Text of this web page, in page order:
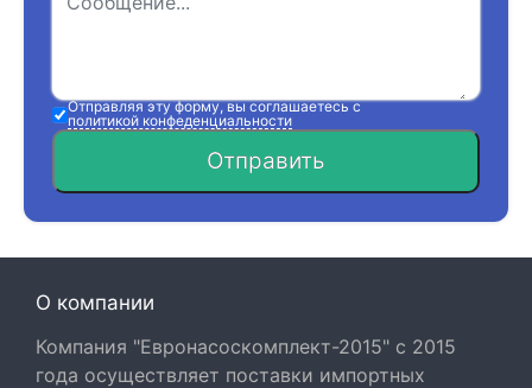
Отправляя эту форму, вы соглашаетесь с
политикой конфеденциальности
Отправить
О компании
Компания "Евронасоскомплект-2015" с 2015
года осуществляет поставки импортных